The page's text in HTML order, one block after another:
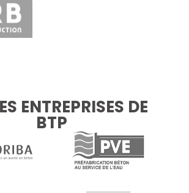
ENTREPRISES DE
BTP